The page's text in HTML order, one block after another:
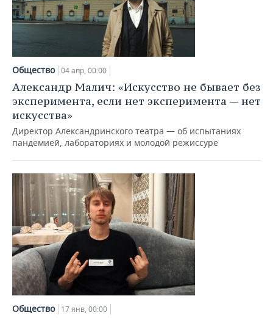
Общество 04 апр, 00:00
Александр Малич: «Искусство не бывает без
эксперимента, если нет эксперимента — нет
искусства»
Директор Александринского театра — об испытаниях
пандемией, лабораториях и молодой режиссуре
Общество 17 янв, 00:00